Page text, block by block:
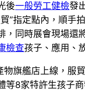
後一般勞工健檢發
”指定點內，順手
，同時展會現場還
檢查孩子、應用、
物旗艦店上線，服
等8家特許生孩子